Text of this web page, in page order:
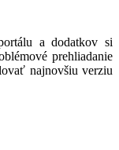
a dodatkov si
prehliadanie
najnovšiu verziu